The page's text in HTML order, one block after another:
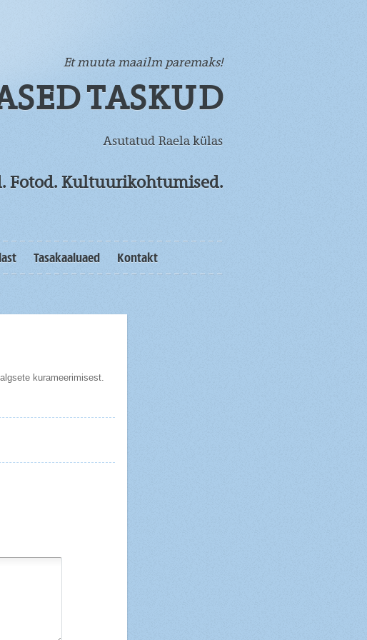
Et muuta maailm paremaks!
TASKUD
Asutatud Raela külas
Fotod. Kultuurikohtumised.
Tasakaaluaed Kontakt
kurameerimisest.